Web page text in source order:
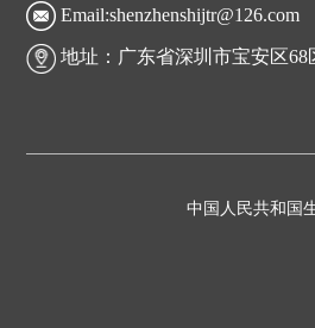
Email:shenzhenshijtr@126.com
地址：广东省深圳市宝安区
中国人民共和国